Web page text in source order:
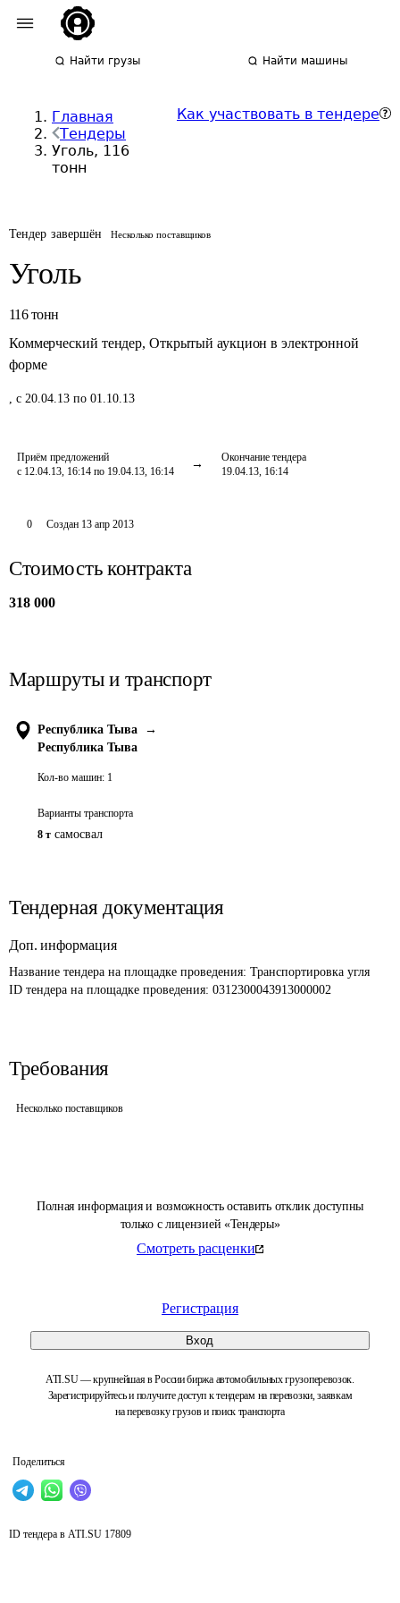
Найти грузы Найти машины
Главная
Тендеры
Уголь, 116
тонн
Как участвовать в тендере
Тендер завершён Несколько поставщиков
Уголь
116 тонн
Коммерческий тендер, Открытый аукцион в электронной
форме
, с 20.04.13 по 01.10.13
Приём предложений
с 12.04.13, 16:14 по 19.04.13, 16:14
Окончание тендера
19.04.13, 16:14
Полная информация и возможность оставить отклик доступны
только с лицензией «Тендеры»
Смотреть расценки
Регистрация
Вход
ATI.SU — крупнейшая в России биржа автомобильных грузоперевозок.
Зарегистрируйтесь и получите доступ к тендерам на перевозки, заявкам
на перевозку грузов и поиск транспорта
Поделиться
0 Создан 13 апр 2013
Стоимость контракта
318 000
Маршруты и транспорт
Республика Тыва
→
Республика Тыва
Кол-во машин: 1
Варианты транспорта
8 т самосвал
Тендерная документация
Доп. информация
Название тендера на площадке проведения: Транспортировка угля
ID тендера на площадке проведения: 0312300043913000002
Требования
Несколько поставщиков
ID тендера в ATI.SU 17809